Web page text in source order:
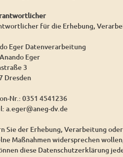
für die Erhebung,
Eger Datenverarbeitung
Eger
3
Dresden
Nr.: 0351 4541236
a.eger@aneg-dv.de
Sie der Erhebung, Verarbeitung
Maßnahmen widersprechen
diese Datenschutzerklärung